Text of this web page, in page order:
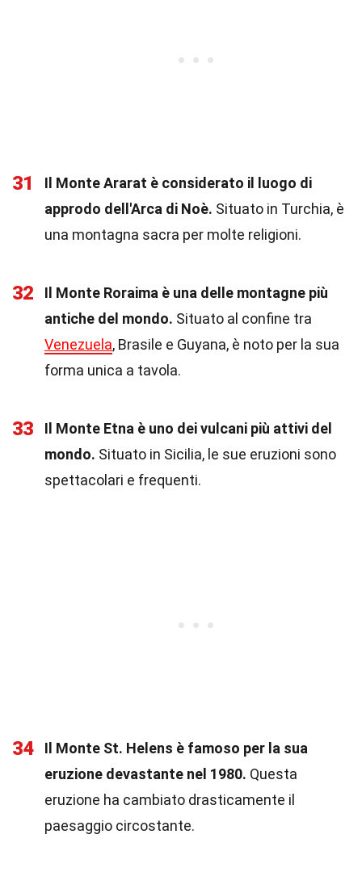
31
Il Monte Ararat è considerato il luogo di
approdo dell'Arca di Noè. Situato in Turchia, è
una montagna sacra per molte religioni.
32
Il Monte Roraima è una delle montagne più
antiche del mondo. Situato al confine tra
Venezuela, Brasile e Guyana, è noto per la sua
forma unica a tavola.
33
Il Monte Etna è uno dei vulcani più attivi del
mondo. Situato in Sicilia, le sue eruzioni sono
spettacolari e frequenti.
34
Il Monte St. Helens è famoso per la sua
eruzione devastante nel 1980. Questa
eruzione ha cambiato drasticamente il
paesaggio circostante.